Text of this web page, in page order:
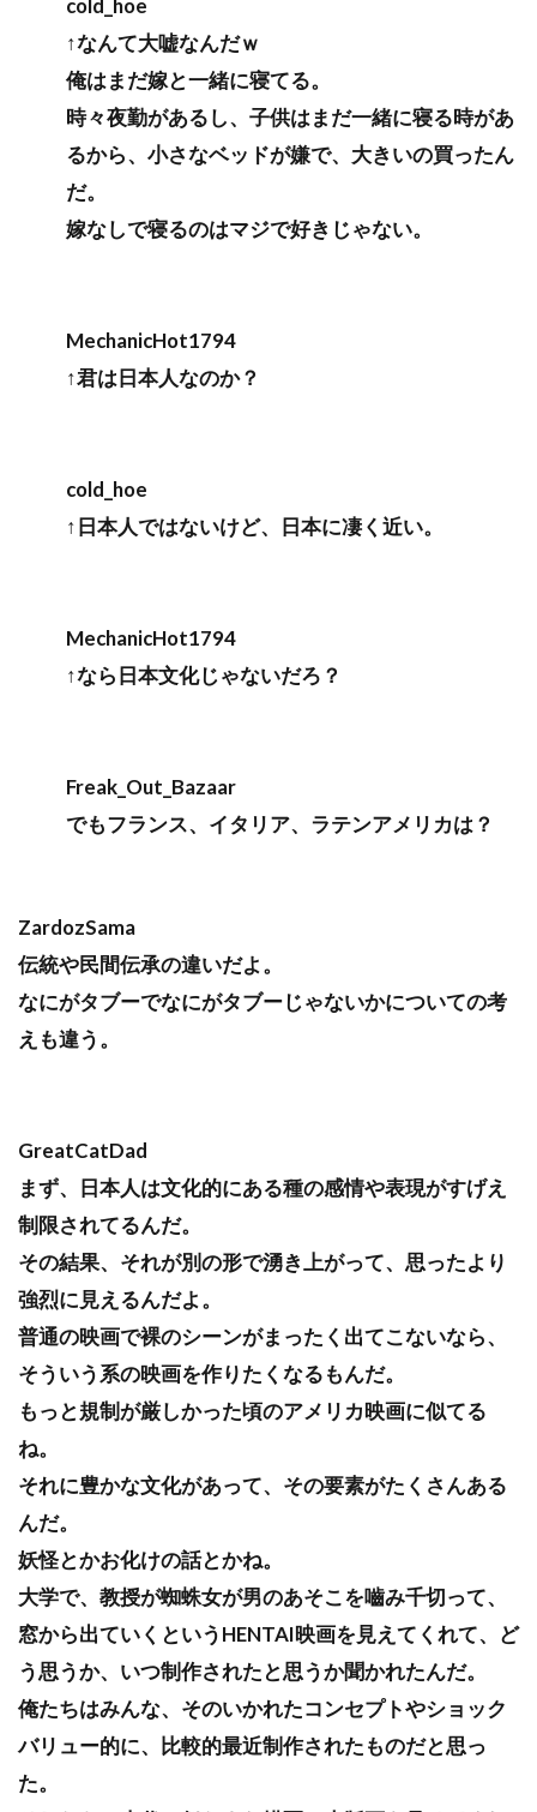
cold_hoe
↑なんて大嘘なんだｗ
俺はまだ嫁と一緒に寝てる。
時々夜勤があるし、子供はまだ一緒に寝る時があ
るから、小さなベッドが嫌で、大きいの買ったん
だ。
嫁なしで寝るのはマジで好きじゃない。
MechanicHot1794
↑君は日本人なのか？
cold_hoe
↑日本人ではないけど、日本に凄く近い。
MechanicHot1794
↑なら日本文化じゃないだろ？
Freak_Out_Bazaar
でもフランス、イタリア、ラテンアメリカは？
ZardozSama
伝統や民間伝承の違いだよ。
なにがタブーでなにがタブーじゃないかについての考
えも違う。
GreatCatDad
まず、日本人は文化的にある種の感情や表現がすげえ
制限されてるんだ。
その結果、それが別の形で湧き上がって、思ったより
強烈に見えるんだよ。
普通の映画で裸のシーンがまったく出てこないなら、
そういう系の映画を作りたくなるもんだ。
もっと規制が厳しかった頃のアメリカ映画に似てる
ね。
それに豊かな文化があって、その要素がたくさんある
んだ。
妖怪とかお化けの話とかね。
大学で、教授が蜘蛛女が男のあそこを嚙み千切って、
窓から出ていくというHENTAI映画を見えてくれて、ど
う思うか、いつ制作されたと思うか聞かれたんだ。
俺たちはみんな、そのいかれたコンセプトやショック
バリュー的に、比較的最近制作されたものだと思っ
た。